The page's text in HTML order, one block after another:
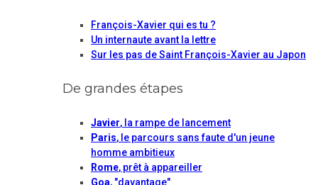
François-Xavier qui es tu ?
Un internaute avant la lettre
Sur les pas de Saint François-Xavier au Japon
De grandes étapes
Javier, la rampe de lancement
Paris, le parcours sans faute d'un jeune
homme ambitieux
Rome, prêt à appareiller
Goa, "davantage"